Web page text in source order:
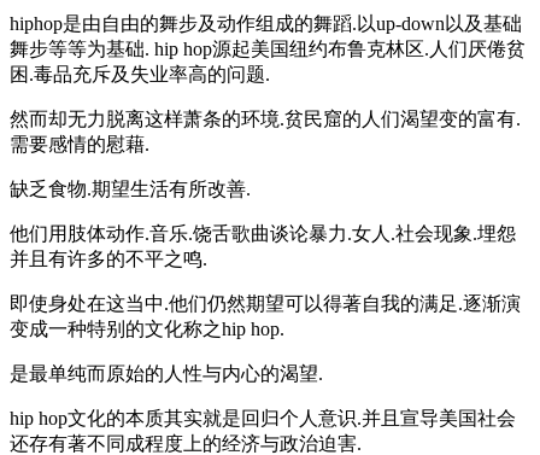
hiphop是由自由的舞步及动作组成的舞蹈.以up-down以及基础
舞步等等为基础. hip hop源起美国纽约布鲁克林区.人们厌倦贫
困.毒品充斥及失业率高的问题.
然而却无力脱离这样萧条的环境.贫民窟的人们渴望变的富有.
需要感情的慰藉.
缺乏食物.期望生活有所改善.
他们用肢体动作.音乐.饶舌歌曲谈论暴力.女人.社会现象.埋怨
并且有许多的不平之鸣.
即使身处在这当中.他们仍然期望可以得著自我的满足.逐渐演
变成一种特别的文化称之hip hop.
是最单纯而原始的人性与内心的渴望.
hip hop文化的本质其实就是回归个人意识.并且宣导美国社会
还存有著不同成程度上的经济与政治迫害.